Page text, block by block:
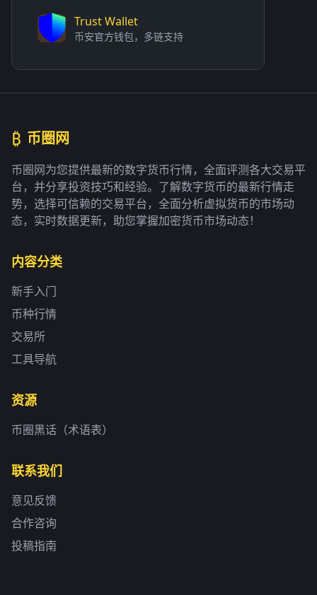
Trust Wallet
币安官方钱包，多链支持
₿ 币圈网
币圈网为您提供最新的数字货币行情，全面评测各大交易平
台，并分享投资技巧和经验。了解数字货币的最新行情走
势，选择可信赖的交易平台，全面分析虚拟货币的市场动
态，实时数据更新，助您掌握加密货币市场动态！
内容分类
新手入门
币种行情
交易所
工具导航
资源
币圈黑话（术语表）
联系我们
意见反馈
合作咨询
投稿指南